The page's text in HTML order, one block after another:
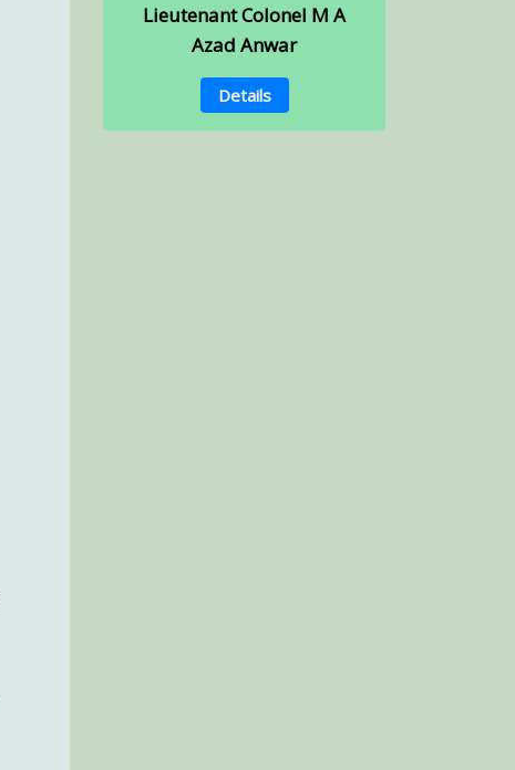
Lieutenant Colonel M A
Azad Anwar
Details